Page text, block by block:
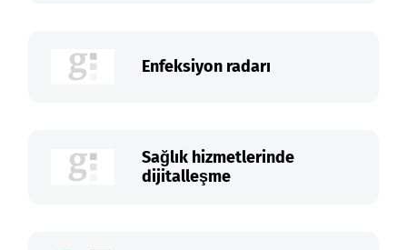
Enfeksiyon radarı
Sağlık hizmetlerinde
dijitalleşme